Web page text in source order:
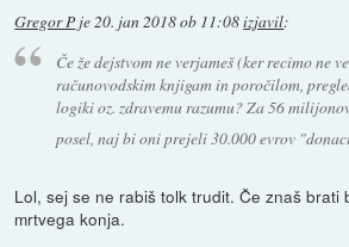
Gregor P je20. jan 2018 ob 11:08izjavil:
Če že dejstvom ne verjameš (ker recimo ne
računovodskim knjigam in poročilom,
logiki oz. zdravemu razumu? Za 56
posel, naj bi oni prejeli 30.000 evrov
Lol, sej se ne rabiš tolk trudit. Če znaš brati
mrtvega konja.